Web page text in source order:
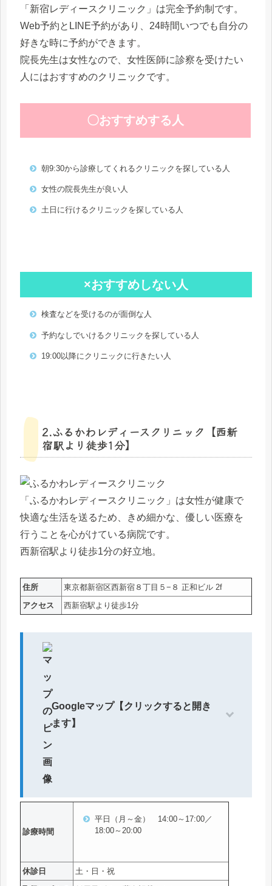
「新宿レディースクリニック」は完全予約制です。
Web予約とLINE予約があり、24時間いつでも自分の
好きな時に予約ができます。
院長先生は女性なので、女性医師に診察を受けたい
人にはおすすめのクリニックです。
〇おすすめする人
朝9:30から診療してくれるクリニックを探している人
女性の院長先生が良い人
土日に行けるクリニックを探している人
×おすすめしない人
検査などを受けるのが面倒な人
予約なしでいけるクリニックを探している人
19:00以降にクリニックに行きたい人
2.ふるかわレディースクリニック【西新
宿駅より徒歩1分】
「ふるかわレディースクリニック」は女性が健康で
快適な生活を送るため、きめ細かな、優しい医療を
行うことを心がけている病院です。
西新宿駅より徒歩1分の好立地。
住所
東京都新宿区西新宿８丁目５−８ 正和ビル 2f
アクセス
西新宿駅より徒歩1分
Googleマップ【クリックすると開き
ます】
診療時間
平日（月～金） 14:00～17:00／
18:00～20:00
休診日
土・日・祝